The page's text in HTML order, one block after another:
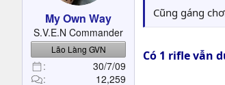
My Own Way
S.V.E.N Commander
Lão Làng GVN
30/7/09
12,259
Cũng gáng
Có 1 rifle vẫn